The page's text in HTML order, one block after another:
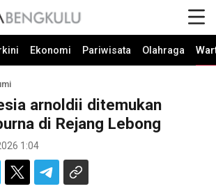
Ekonomi Pariwisata Olahraga
arnoldii ditemukan
di Rejang Lebong
1:04